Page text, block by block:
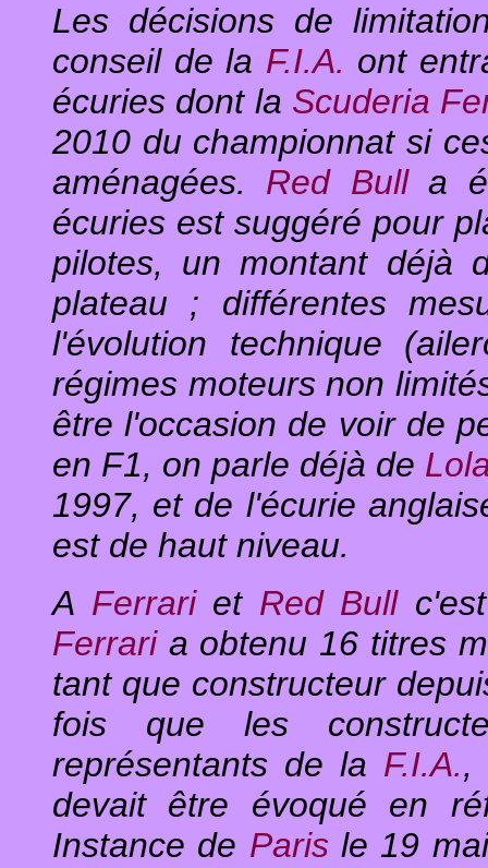
Les décisions de
conseil de la F.I.A. ont
écuries dont la Scuderia
2010 du championnat si
aménagées. Red Bulla
écuries est suggéré pour
pilotes, un montant déjà
plateau ; différentes
l'évolution technique
régimes moteurs non
être l'occasion de voir de
en F1, on parle déjà de
1997, et de l'écurie
est de haut niveau.
A Ferrariet Red Bull
Ferraria obtenu 16 titres
tant que constructeur
fois que les
représentants de la F.I.A.,
devait être évoqué en
Instance de Parisle 19